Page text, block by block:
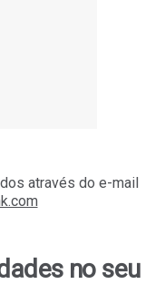
através do e-mail
no seu